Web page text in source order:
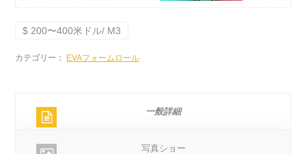
$ 200〜400米ドル/ M3
カテゴリー： EVAフォームロール
一般詳細
写真ショー